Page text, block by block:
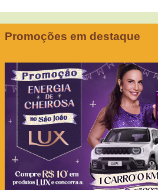
Promoções em destaque